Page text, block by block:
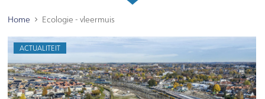
Home Ecologie - vleermuis
ACTUALITEIT